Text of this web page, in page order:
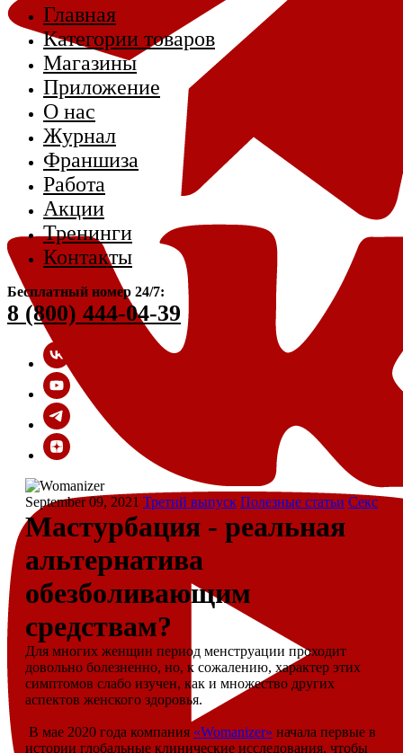
Главная
Категории товаров
Магазины
Приложение
О нас
Журнал
Франшиза
Работа
Акции
Тренинги
Контакты
Бесплатный номер 24/7:
8 (800) 444-04-39
September 09, 2021 Третий выпуск Полезные статьи Секс
Мастурбация - реальная
альтернатива
обезболивающим
средствам?
Для многих женщин период менструации проходит
довольно болезненно, но, к сожалению, характер этих
симптомов слабо изучен, как и множество других
аспектов женского здоровья.
В мае 2020 года компания «Womanizer» начала первые в
истории глобальные клинические исследования, чтобы